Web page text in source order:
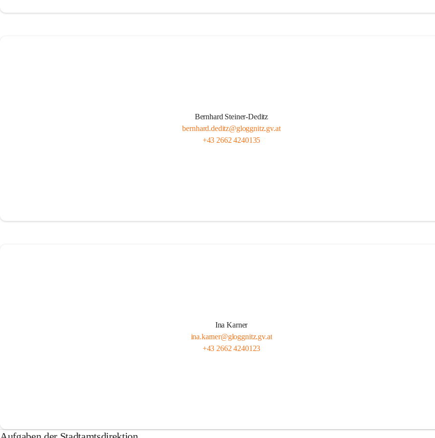
Bernhard Steiner-Deditz
bernhard.deditz@gloggnitz.gv.at
+43 2662 4240135
Ina Karner
ina.karner@gloggnitz.gv.at
+43 2662 4240123